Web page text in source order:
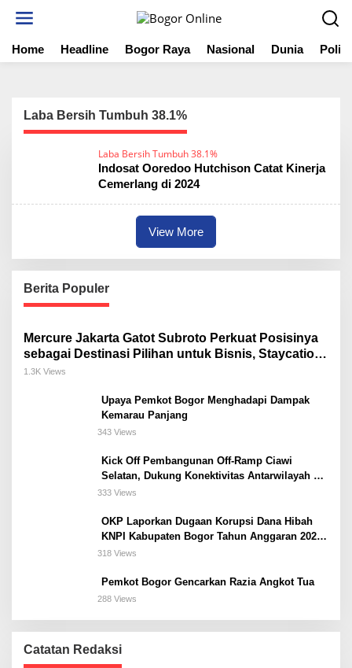
t
Home Headline Bogor Raya Nasional Dunia
Laba Bersih Tumbuh 38.1%
Laba Bersih Tumbuh 38.1%
Indosat Ooredoo Hutchison Catat Kinerja
Cemerlang di 2024
View More
Berita Populer
Mercure Jakarta Gatot Subroto Perkuat Posisinya
sebagai Destinasi Pilihan untuk Bisnis, Staycation,
Meeting, dan Kuliner di Jakarta Selatan
1.3K Views
Upaya Pemkot Bogor Menghadapi Dampak
Kemarau Panjang
343 Views
Kick Off Pembangunan Off-Ramp Ciawi
Selatan, Dukung Konektivitas Antarwilayah di
Bogor Selatan
333 Views
OKP Laporkan Dugaan Korupsi Dana Hibah
KNPI Kabupaten Bogor Tahun Anggaran 2025
Ke Kejaksaan
318 Views
Pemkot Bogor Gencarkan Razia Angkot Tua
288 Views
Catatan Redaksi